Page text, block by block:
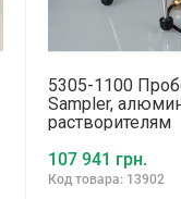
5305-1100
Sampler,
растворителям
107 941 грн.
Код товара: 13902